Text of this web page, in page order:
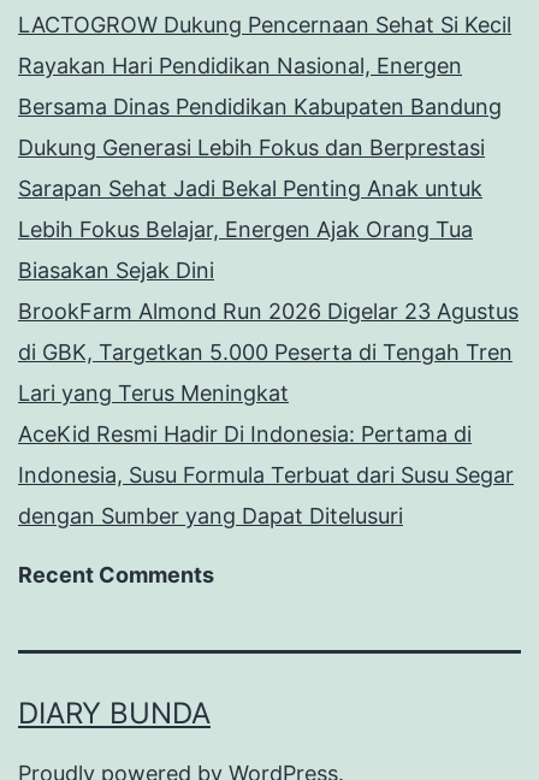
LACTOGROW Dukung Pencernaan Sehat Si Kecil
Rayakan Hari Pendidikan Nasional, Energen
Bersama Dinas Pendidikan Kabupaten Bandung
Dukung Generasi Lebih Fokus dan Berprestasi
Sarapan Sehat Jadi Bekal Penting Anak untuk
Lebih Fokus Belajar, Energen Ajak Orang Tua
Biasakan Sejak Dini
BrookFarm Almond Run 2026 Digelar 23 Agustus
di GBK, Targetkan 5.000 Peserta di Tengah Tren
Lari yang Terus Meningkat
AceKid Resmi Hadir Di Indonesia: Pertama di
Indonesia, Susu Formula Terbuat dari Susu Segar
dengan Sumber yang Dapat Ditelusuri
Recent Comments
DIARY BUNDA
Proudly powered by WordPress.